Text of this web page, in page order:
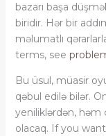
bazarı başa
biridir. Hər bir
məlumatlı
terms, see
Bu üsul, müasir
qəbul edilə bilər.
yeniliklərdən, həm
olacaq. If you